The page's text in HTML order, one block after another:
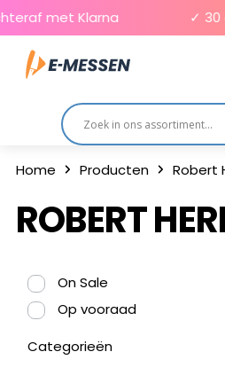
Skip
to
content
met Klarna ✓ 30
Home Producten Robert
ROBERT
On Sale
Op vooraad
Categorieën